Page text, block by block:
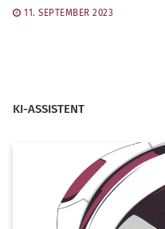
11. SEPTEMBER 2023
KI-ASSISTENT